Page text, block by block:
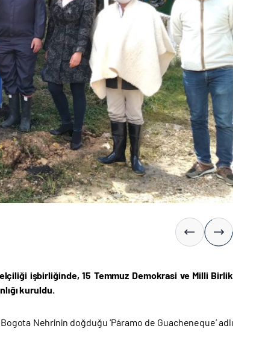
işbirliğinde, 15 Temmuz Demokrasi ve Milli Birlik
kuruldu.
Nehrinin doğduğu ‘Páramo de Guacheneque’ adlı